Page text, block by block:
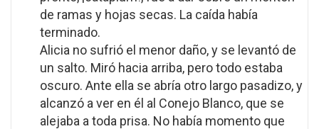
de ramas y hojas secas. La caída había
terminado.
Alicia no sufrió el menor daño, y se levantó de
un salto. Miró hacia arriba, pero todo estaba
oscuro. Ante ella se abría otro largo pasadizo, y
alcanzó a ver en él al Conejo Blanco, que se
alejaba a toda prisa. No había momento que